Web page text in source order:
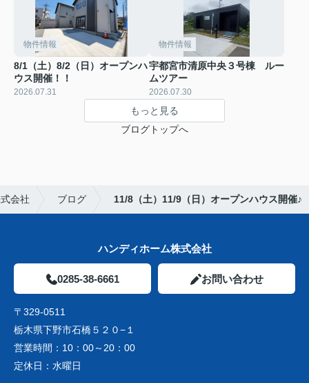
物件情報
8/1（土）8/2（日）オープンハ
ウス開催！！
2026.07.31
物件情報
宇都宮市清原中央３号棟 ルー
ムツアー
2026.07.30
もっと見る
ブログトップへ
会社 ブログ 11/8（土）11/9（日）オープンハウス開催♪
ハンディホーム株式会社
0285-38-6661 お問い合わせ
〒329-0511
栃木県下野市石橋５２０−１
営業時間： 10：00～20：00
定休日： 水曜日